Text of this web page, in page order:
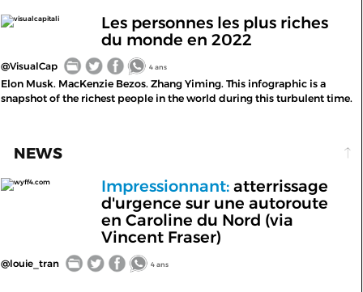
visualcapitali
Les personnes les plus riches
du monde en 2022
@VisualCap 4 ans
Elon Musk. MacKenzie Bezos. Zhang Yiming. This infographic is a
snapshot of the richest people in the world during this turbulent time.
NEWS
wyff4.com Impressionnant:atterrissage
d'urgence sur une autoroute
en Caroline du Nord (via
Vincent Fraser)
@louie_tran 4 ans